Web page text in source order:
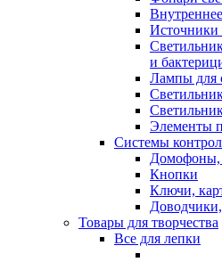
Источники
и
Лампы для
Элементы
Системы
Домофоны,
Кнопки
Ключи,
Товары для творчества
Все для лепки